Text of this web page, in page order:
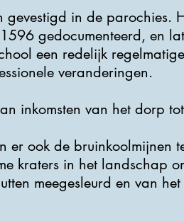
gevestigd in de parochies.
gedocumenteerd, en
een redelijk
veranderingen.
inkomsten van het dorp
er ook de bruinkoolmijnen
kraters in het landschap
meegesleurd en van